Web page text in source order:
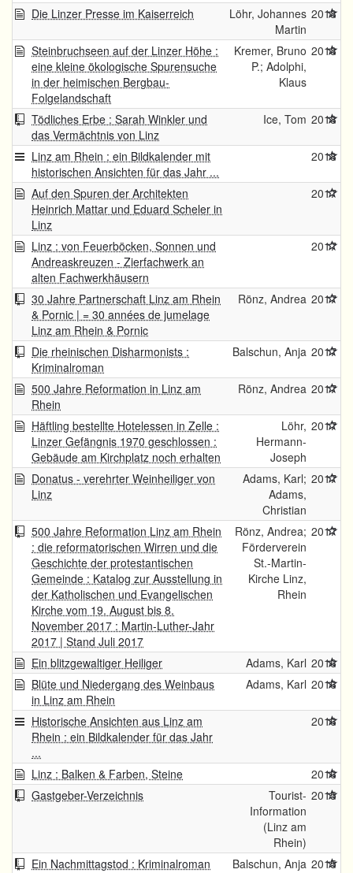
Die Linzer Presse im Kaiserreich
Löhr, Johannes
Martin
2018
Steinbruchseen auf der Linzer Höhe :
eine kleine ökologische Spurensuche
in der heimischen Bergbau-
Folgelandschaft
Kremer, Bruno
P.; Adolphi,
Klaus
2018
Tödliches Erbe : Sarah Winkler und
das Vermächtnis von Linz
Ice, Tom 2018
Linz am Rhein : ein Bildkalender mit
historischen Ansichten für das Jahr ...
2018
Auf den Spuren der Architekten
Heinrich Mattar und Eduard Scheler in
Linz
2017
Linz : von Feuerböcken, Sonnen und
Andreaskreuzen - Zierfachwerk an
alten Fachwerkhäusern
2017
30 Jahre Partnerschaft Linz am Rhein
& Pornic | = 30 années de jumelage
Linz am Rhein & Pornic
Rönz, Andrea 2017
Die rheinischen Disharmonists :
Kriminalroman
Balschun, Anja 2017
500 Jahre Reformation in Linz am
Rhein
Rönz, Andrea 2017
Häftling bestellte Hotelessen in Zelle :
Linzer Gefängnis 1970 geschlossen :
Gebäude am Kirchplatz noch erhalten
Löhr,
Hermann-
Joseph
2017
Donatus - verehrter Weinheiliger von
Linz
Adams, Karl;
Adams,
Christian
2017
500 Jahre Reformation Linz am Rhein
: die reformatorischen Wirren und die
Geschichte der protestantischen
Gemeinde : Katalog zur Ausstellung in
der Katholischen und Evangelischen
Kirche vom 19. August bis 8.
November 2017 : Martin-Luther-Jahr
2017 | Stand Juli 2017
Rönz, Andrea;
Förderverein
St.-Martin-
Kirche Linz,
Rhein
2017
Ein blitzgewaltiger Heiliger Adams, Karl 2016
Blüte und Niedergang des Weinbaus
in Linz am Rhein
Adams, Karl 2016
Historische Ansichten aus Linz am
Rhein : ein Bildkalender für das Jahr
...
2016
Linz : Balken & Farben, Steine
2016
Gastgeber-Verzeichnis
Tourist-
Information
(Linz am
Rhein)
2015
Ein Nachmittagstod : Kriminalroman Balschun, Anja 2015